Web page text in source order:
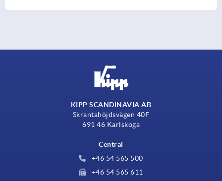
KIPP SCANDINAVIA AB
Skrantahöjdsvägen 40F
691 46 Karlskoga
Central
+46 54 565 500
+46 54 565 611